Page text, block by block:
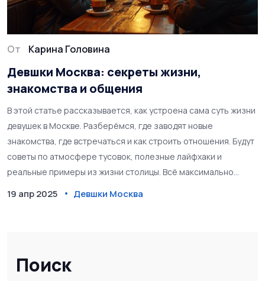
Поиск
От Карина Головина
Девшки Москва: секреты жизни,
знакомства и общения
В этой статье рассказывается, как устроена сама суть жизни
девушек в Москве. Разберёмся, где заводят новые
знакомства, где встречаться и как строить отношения. Будут
советы по атмосфере тусовок, полезные лайфхаки и
реальные примеры из жизни столицы. Всё максимально
19 апр 2025 Девшки Москва